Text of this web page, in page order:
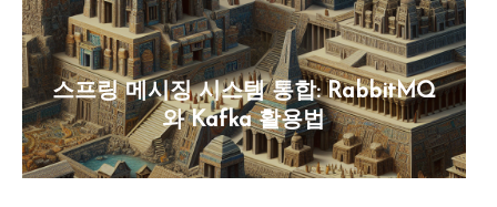
스프링 메시징 시스템 통합: RabbitMQ
와 Kafka 활용법